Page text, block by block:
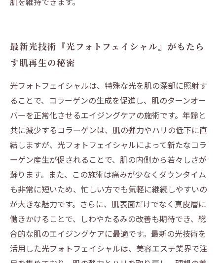
最新光技術『光フォトフェイシャル』がもたら
す肌再生の秘密
光フォトフェイシャルは、特殊な光を肌の深部に照射す
ることで、コラーゲンの生成を促進し、肌のターンオー
バーを正常化させるエイジングケアの施術です。年齢と
共に減少するコラーゲンは、肌の弾力やハリの低下に直
結しますが、光フォトフェイシャルによって新たなコラ
ーゲン産生が促されることで、肌の内側から若々しさが
蘇ります。また、この施術は痛みが少なくダウンタイム
も非常に短いため、忙しい方でも気軽に継続しやすいの
が大きな魅力です。さらに、肌表面だけでなく真皮層に
働きかけることで、しわやたるみの改善も期待でき、総
合的な肌のエイジングケアに最適です。最新の光技術を
活用した光フォトフェイシャルは、美容エステ業界で注